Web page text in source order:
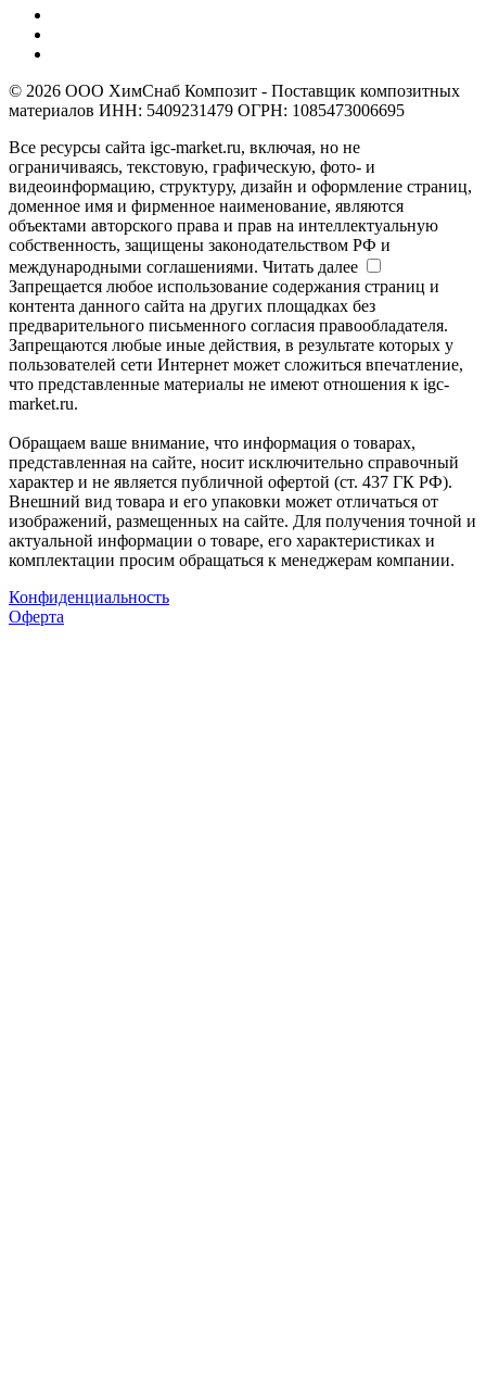
© 2026 ООО ХимСнаб Композит - Поставщик композитных
материалов ИНН: 5409231479 ОГРН: 1085473006695
Все ресурсы сайта igc-market.ru, включая, но не
ограничиваясь, текстовую, графическую, фото- и
видеоинформацию, структуру, дизайн и оформление страниц,
доменное имя и фирменное наименование, являются
объектами авторского права и прав на интеллектуальную
собственность, защищены законодательством РФ и
международными соглашениями. Читать далее
Запрещается любое использование содержания страниц и
контента данного сайта на других площадках без
предварительного письменного согласия правообладателя.
Запрещаются любые иные действия, в результате которых у
пользователей сети Интернет может сложиться впечатление,
что представленные материалы не имеют отношения к igc-
market.ru.
Обращаем ваше внимание, что информация о товарах,
представленная на сайте, носит исключительно справочный
характер и не является публичной офертой (ст. 437 ГК РФ).
Внешний вид товара и его упаковки может отличаться от
изображений, размещенных на сайте. Для получения точной и
актуальной информации о товаре, его характеристиках и
комплектации просим обращаться к менеджерам компании.
Конфиденциальность
Оферта